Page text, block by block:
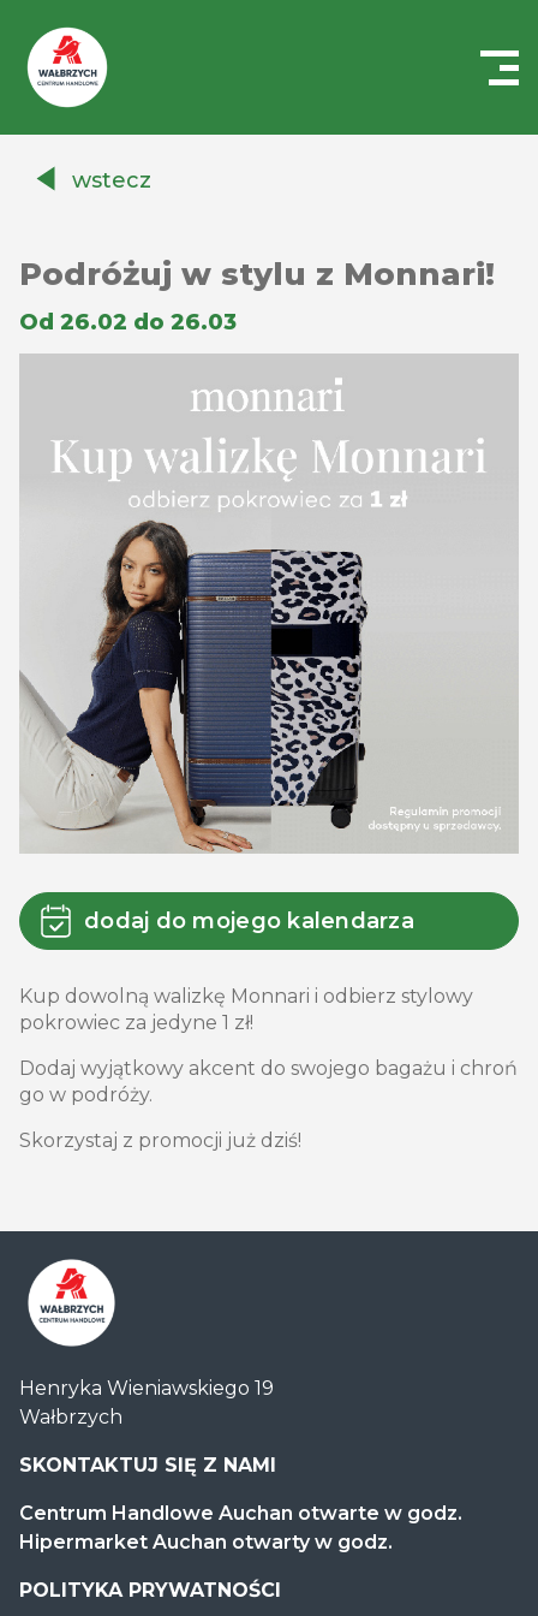
Auchanwstecz
Podróżuj w stylu z Monnari!
Od 26.02 do 26.03
dodaj do mojego kalendarza
Kup dowolną walizkę Monnari i odbierz stylowy
pokrowiec za jedyne 1 zł!
Dodaj wyjątkowy akcent do swojego bagażu i chroń
go w podróży.
Skorzystaj z promocji już dziś!
Handlowe
Auchan
Wałbrzych
Henryka Wieniawskiego 19
Wałbrzych
SKONTAKTUJ SIĘ Z NAMI
Centrum Handlowe Auchan otwarte w godz.
Hipermarket Auchan otwarty w godz.
POLITYKA PRYWATNOŚCI